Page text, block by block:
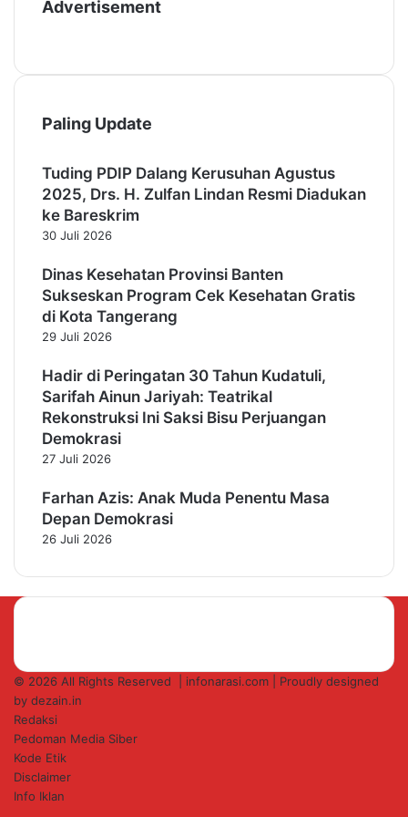
r
d
a
a
n
d
a
s
Advertisement
Paling Update
Tuding PDIP Dalang Kerusuhan Agustus
2025, Drs. H. Zulfan Lindan Resmi Diadukan
ke Bareskrim
30 Juli 2026
Dinas Kesehatan Provinsi Banten
Sukseskan Program Cek Kesehatan Gratis
di Kota Tangerang
29 Juli 2026
Hadir di Peringatan 30 Tahun Kudatuli,
Sarifah Ainun Jariyah: Teatrikal
Rekonstruksi Ini Saksi Bisu Perjuangan
Demokrasi
27 Juli 2026
Farhan Azis: Anak Muda Penentu Masa
Depan Demokrasi
26 Juli 2026
© 2026 All Rights Reserved | infonarasi.com | Proudly designed
by dezain.in
Redaksi
Pedoman Media Siber
Kode Etik
Disclaimer
Info Iklan